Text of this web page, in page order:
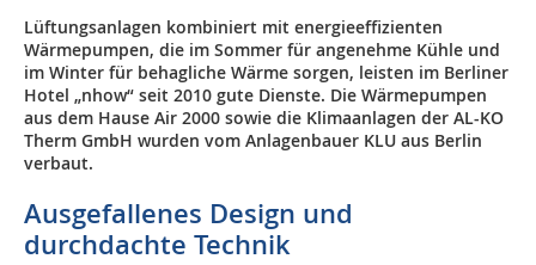
Lüftungsanlagen kombiniert mit energieeffizienten
Wärmepumpen, die im Sommer für angenehme Kühle und
im Winter für behagliche Wärme sorgen, leisten im Berliner
Hotel „nhow“ seit 2010 gute Dienste. Die Wär­me­pumpen
aus dem Hause Air 2000 sowie die Klimaanlagen der AL-KO
Therm GmbH wurden vom Anlagenbauer KLU aus Berlin
verbaut.
Ausgefallenes Design und
durchdachte Technik